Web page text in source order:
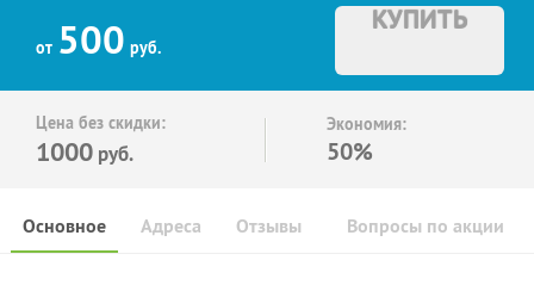
от 500 руб.
КУПИТЬ
Цена без скидки:
1000 руб.
Экономия:
50%
Основное Отзывы Вопросы по акции
Адреса